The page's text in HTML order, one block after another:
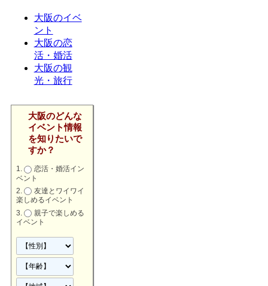
大阪のイベ
ント
大阪の恋
活・婚活
大阪の観
光・旅行
大阪のどんな
イベント情報
を知りたいで
すか？
恋活・婚活イン
ベント
友達とワイワイ
楽しめるイベント
親子で楽しめる
イベント